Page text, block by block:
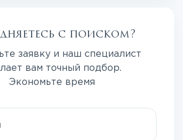
с поиском?
заявку и наш специалист
вам точный подбор.
Экономьте время